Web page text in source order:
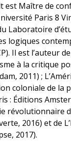
est Maître de
Paris 8
Laboratoire
logiques
Il est l’auteur
à la critique
2011) ;
coloniale de la
: Éditions
révolutionnaire
2016) et de
2017).